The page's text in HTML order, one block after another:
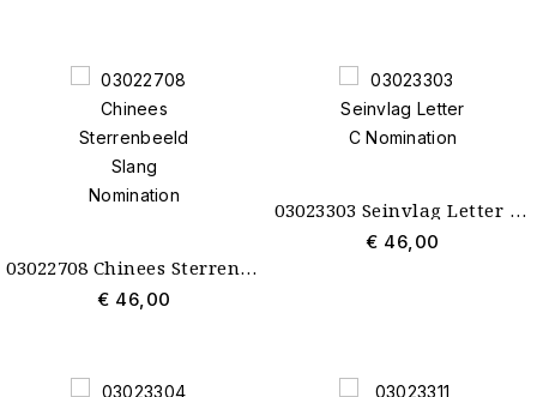
03022708 Chinees Sterrenbeeld Slang Nomination
€ 46,00
03023303 Seinvlag Letter C Nomination
€ 46,00